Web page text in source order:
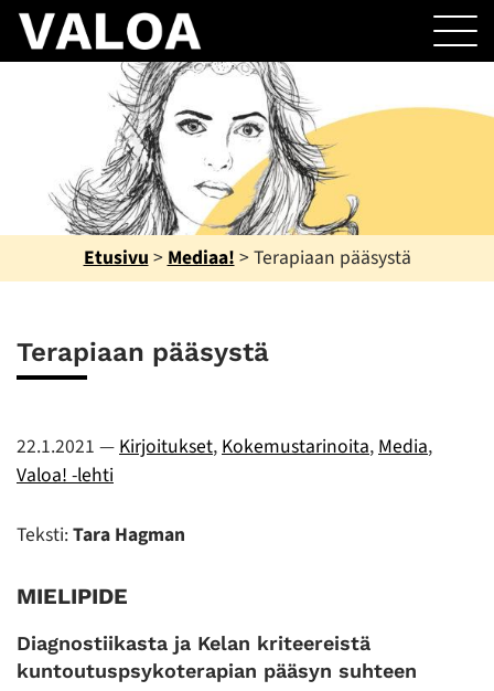
Etusivu > Mediaa! > Terapiaan pääsystä
Terapiaan pääsystä
22.1.2021 — Kirjoitukset, Kokemustarinoita, Media,
Valoa! -lehti
Teksti:Tara Hagman
MIELIPIDE
Diagnostiikasta ja Kelan kriteereistä
kuntoutuspsykoterapian pääsyn suhteen